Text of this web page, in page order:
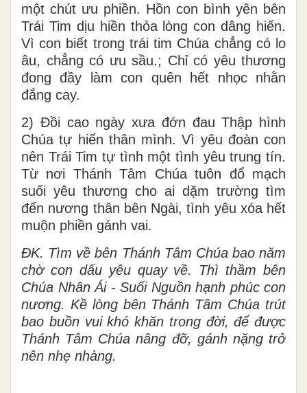
một chút ưu phiền. Hồn con bình yên bên
Trái Tim dịu hiền thỏa lòng con dâng hiến.
Vì con biết trong trái tim Chúa chẳng có lo
âu, chẳng có ưu sầu.; Chỉ có yêu thương
đong đầy làm con quên hết nhọc nhằn
đắng cay.
2) Đồi cao ngày xưa đớn đau Thập hình
Chúa tự hiến thân mình. Vì yêu đoàn con
nên Trái Tim tự tình một tình yêu trung tín.
Từ nơi Thánh Tâm Chúa tuôn đổ mạch
suối yêu thương cho ai dặm trường tìm
đến nương thân bên Ngài, tình yêu xóa hết
muộn phiền gánh vai.
ĐK. Tìm về bên Thánh Tâm Chúa bao năm
chờ con dấu yêu quay về. Thì thầm bên
Chúa Nhân Ái - Suối Nguồn hạnh phúc con
nương. Kề lòng bên Thánh Tâm Chúa trút
bao buồn vui khó khăn trong đời, để được
Thánh Tâm Chúa nâng đỡ, gánh nặng trở
nên nhẹ nhàng.